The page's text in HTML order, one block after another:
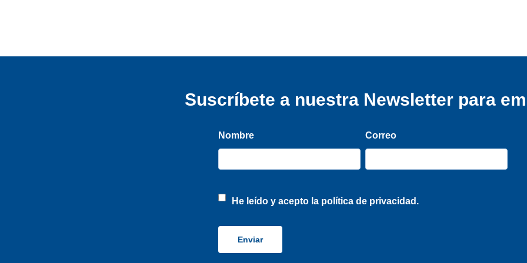
Suscríbete a nuestra Newsletter para
Nombre Correo
He leído y acepto la política de privacidad.